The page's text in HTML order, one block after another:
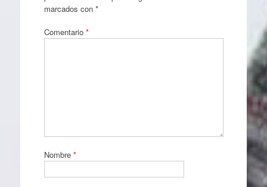
marcados con *
Comentario *
Nombre *